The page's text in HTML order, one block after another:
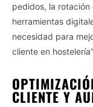
pedidos, la rotación
herramientas
necesidad para
cliente en
CLIENTE Y